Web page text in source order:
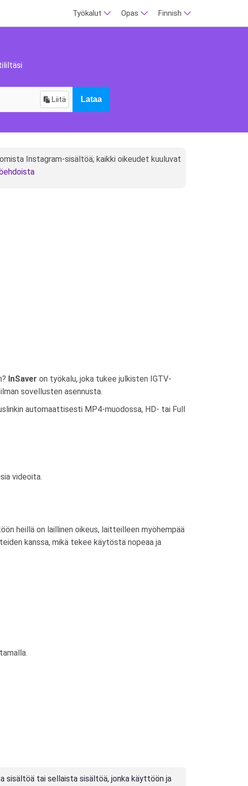
Työkalut Opas Finnish
Liitä Lataa
Instagram-sisältöä; kaikki oikeudet kuuluvat
InSaver on työkalu, joka tukee julkisten IGTV-
sovellusten asennusta.
automaattisesti MP4-muodossa, HD- tai Full
videoita.
heillä on laillinen oikeus, laitteilleen myöhempää
kanssa, mikä tekee käytöstä nopeaa ja
sisältöä tai sellaista sisältöä, jonka käyttöön ja